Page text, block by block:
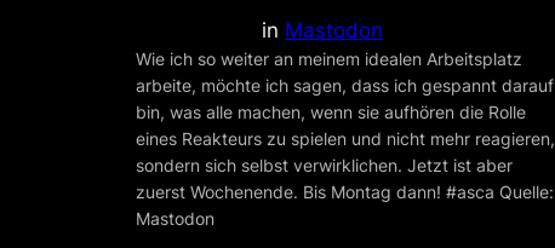
in Mastodon
Wie ich so weiter an meinem idealen Arbeitsplatz
arbeite, möchte ich sagen, dass ich gespannt darauf
bin, was alle machen, wenn sie aufhören die Rolle
eines Reakteurs zu spielen und nicht mehr reagieren,
sondern sich selbst verwirklichen. Jetzt ist aber
zuerst Wochenende. Bis Montag dann! #asca Quelle:
Mastodon